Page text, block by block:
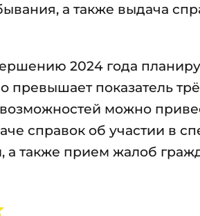
а также выдача
2024 года
превышает показатель
можно
справок об участии в
а также прием жалоб